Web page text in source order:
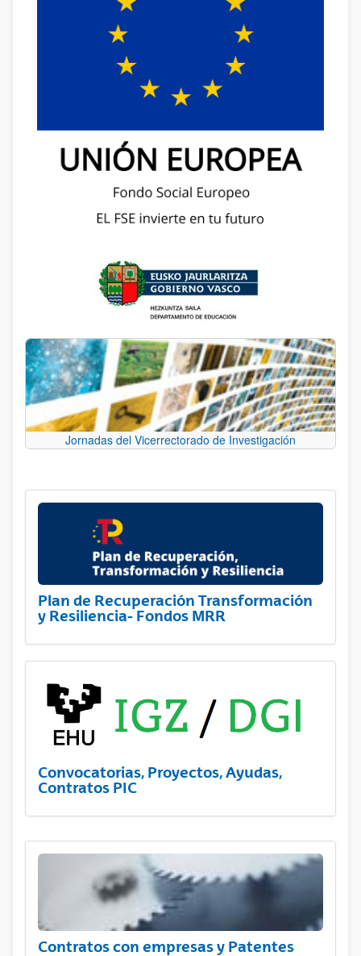
Jornadas del Vicerrectorado de Investigación
Plan de Recuperación Transformación
y Resiliencia- Fondos MRR
Convocatorias, Proyectos, Ayudas,
Contratos PIC
Contratos con empresas y Patentes